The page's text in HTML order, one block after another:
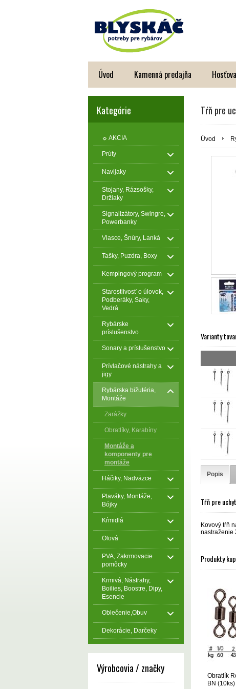
Úvod Kamenná predajňa
Kategórie
☼ AKCIA
Prúty
Navijaky
Stojany, Rázsošky,
Držiaky
Signalizátory, Swingre,
Powerbanky
Vlasce, Šnúry, Lanká
Tašky, Puzdra, Boxy
Kempingový program
Starostlivosť o úlovok,
Podberáky, Saky,
Vedrá
Rybárske
príslušenstvo
Sonary a príslušenstvo
Prívlačové nástrahy a
jigy
Rybárska bižutéria,
Montáže
Zarážky
Obratlíky, Karabíny
Montáže a
komponenty pre
montáže
Háčiky, Nadväzce
Plaváky, Montáže,
Bójky
Kŕmidlá
Olová
PVA, Zakrmovacie
pomôcky
Krmivá, Nástrahy,
Boilies, Boostre, Dipy,
Esencie
Oblečenie,Obuv
Dekorácie, Darčeky
Výrobcovia / značky
Tŕň pre
Úvod
Varianty
Popis
Tŕň pre
Kovový tŕň
nastraženie
Produkty
Obratlík
BN (10ks)